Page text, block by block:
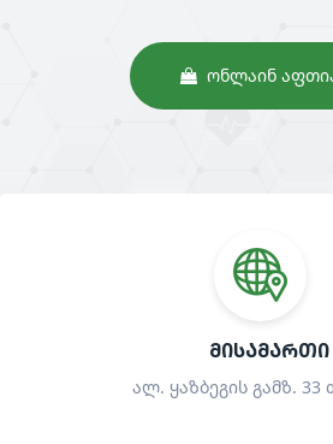
ᲝᲜᲚᲐᲘᲜ
ᲛᲘᲡᲐᲛᲐᲠᲗᲘ
ალ. ყაზბეგის გამზ. 33